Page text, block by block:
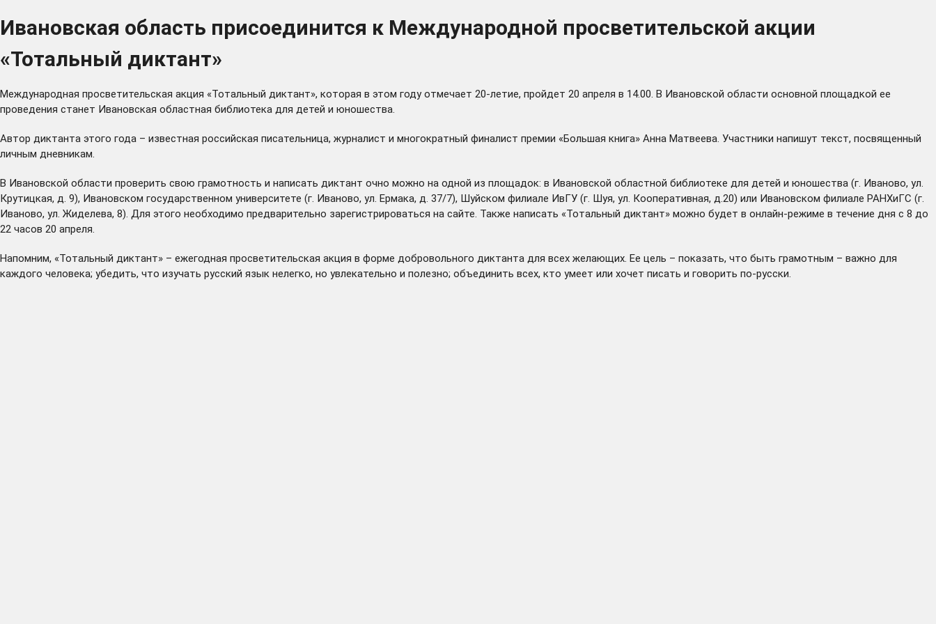
Ивановская область присоединится к Международной просветительской акции
«Тотальный диктант»
Международная просветительская акция «Тотальный диктант», которая в этом году отмечает 20-летие, пройдет 20 апреля в 14.00. В Ивановской области основной площадкой ее
проведения станет Ивановская областная библиотека для детей и юношества.
Автор диктанта этого года – известная российская писательница, журналист и многократный финалист премии «Большая книга» Анна Матвеева. Участники напишут текст, посвященный
личным дневникам.
В Ивановской области проверить свою грамотность и написать диктант очно можно на одной из площадок: в Ивановской областной библиотеке для детей и юношества (г. Иваново, ул.
Крутицкая, д. 9), Ивановском государственном университете (г. Иваново, ул. Ермака, д. 37/7), Шуйском филиале ИвГУ (г. Шуя, ул. Кооперативная, д.20) или Ивановском филиале РАНХиГС (г.
Иваново, ул. Жиделева, 8). Для этого необходимо предварительно зарегистрироваться на сайте . Также написать «Тотальный диктант» можно будет в онлайн-режиме в течение дня с 8 до
22 часов 20 апреля.
Напомним, «Тотальный диктант» – ежегодная просветительская акция в форме добровольного диктанта для всех желающих. Ее цель – показать, что быть грамотным – важно для
каждого человека; убедить, что изучать русский язык нелегко, но увлекательно и полезно; объединить всех, кто умеет или хочет писать и говорить по-русски.